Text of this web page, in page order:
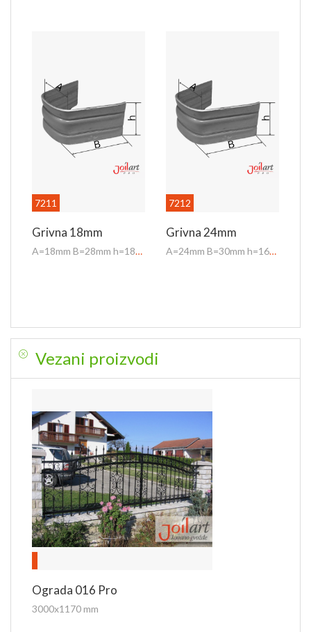
7211
Grivna 18mm
A=18mm B=28mm h=18mm
7212
Grivna 24mm
A=24mm B=30mm h=16mm
Vezani proizvodi
Ograda 016 Pro
3000x1170 mm